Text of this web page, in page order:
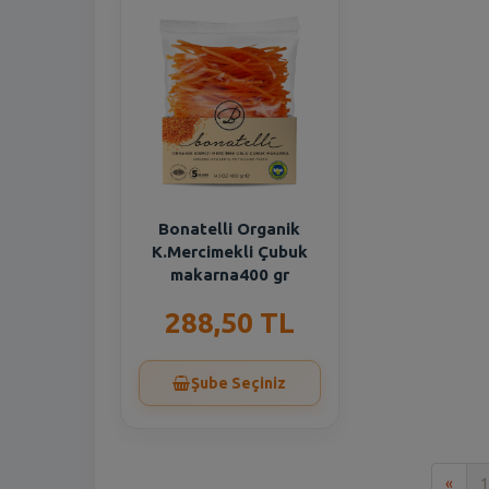
Bonatelli Organik
K.Mercimekli Çubuk
makarna400 gr
288,50 TL
Şube Seçiniz
« 1